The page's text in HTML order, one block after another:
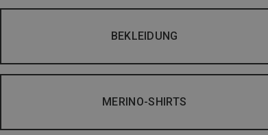
BEKLEIDUNG
MERINO-SHIRTS